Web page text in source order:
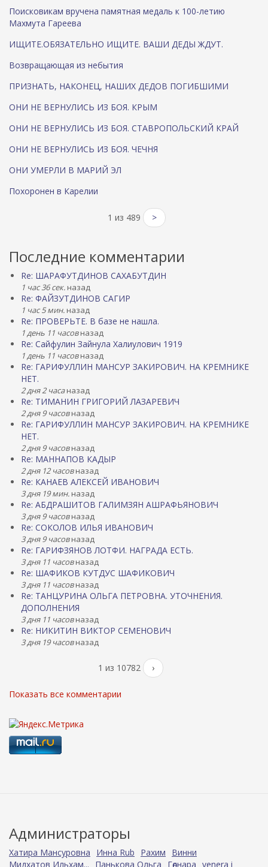
Поисковикам вручена памятная медаль к 100-летию
Махмута Гареева
ИЩИТЕ.ОБЯЗАТЕЛЬНО ИЩИТЕ. ВАШИ ДЕДЫ ЖДУТ.
Возвращающая из небытия
ПРИЗНАТЬ, НАКОНЕЦ, НАШИХ ДЕДОВ ПОГИБШИМИ
ОНИ НЕ ВЕРНУЛИСЬ ИЗ БОЯ. КРЫМ
ОНИ НЕ ВЕРНУЛИСЬ ИЗ БОЯ. СТАВРОПОЛЬСКИЙ КРАЙ
ОНИ НЕ ВЕРНУЛИСЬ ИЗ БОЯ. ЧЕЧНЯ
ОНИ УМЕРЛИ В МАРИЙ ЭЛ
Похоронен в Карелии
1 из 489 >
Последние комментарии
Re: ШАРАФУТДИНОВ САХАБУТДИН
1 час 36 сек. назад
Re: ФАЙЗУТДИНОВ САГИР
1 час 5 мин. назад
Re: ПРОВЕРЬТЕ. В базе не нашла.
1 день 11 часовназад
Re: Сайфулин Зайнула Халиулович 1919
1 день 11 часовназад
Re: ГАРИФУЛЛИН МАНСУР ЗАКИРОВИЧ. НА КРЕМНИКЕ
НЕТ.
2 дня 2 часаназад
Re: ТИМАНИН ГРИГОРИЙ ЛАЗАРЕВИЧ
2 дня 9 часовназад
Re: ГАРИФУЛЛИН МАНСУР ЗАКИРОВИЧ. НА КРЕМНИКЕ
НЕТ.
2 дня 9 часовназад
Re: МАННАПОВ КАДЫР
2 дня 12 часовназад
Re: КАНАЕВ АЛЕКСЕЙ ИВАНОВИЧ
3 дня 19 мин. назад
Re: АБДРАШИТОВ ГАЛИМЗЯН АШРАФЬЯНОВИЧ
3 дня 9 часовназад
Re: СОКОЛОВ ИЛЬЯ ИВАНОВИЧ
3 дня 9 часовназад
Re: ГАРИФЗЯНОВ ЛОТФИ. НАГРАДА ЕСТЬ.
3 дня 11 часовназад
Re: ШАФИКОВ КУТДУС ШАФИКОВИЧ
3 дня 11 часовназад
Re: ТАНЦУРИНА ОЛЬГА ПЕТРОВНА. УТОЧНЕНИЯ.
ДОПОЛНЕНИЯ
3 дня 11 часовназад
Re: НИКИТИН ВИКТОР СЕМЕНОВИЧ
3 дня 19 часовназад
1 из 10782 ›
Показать все комментарии
Администраторы
Хатира Мансуровна Инна Rub Рахим
Винни
Мидхатов Ильхам...
Панькова Ольга Гөлнара venera i